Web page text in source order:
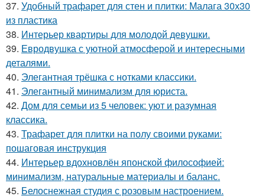
37. Удобный трафарет для стен и плитки: Малага 30х30
из пластика
38. Интерьер квартиры для молодой девушки.
39. Евродвушка с уютной атмосферой и интересными
деталями.
40. Элегантная трёшка с нотками классики.
41. Элегантный минимализм для юриста.
42. Дом для семьи из 5 человек: уют и разумная
классика.
43. Трафарет для плитки на полу своими руками:
пошаговая инструкция
44. Интерьер вдохновлён японской философией:
минимализм, натуральные материалы и баланс.
45. Белоснежная студия с розовым настроением.